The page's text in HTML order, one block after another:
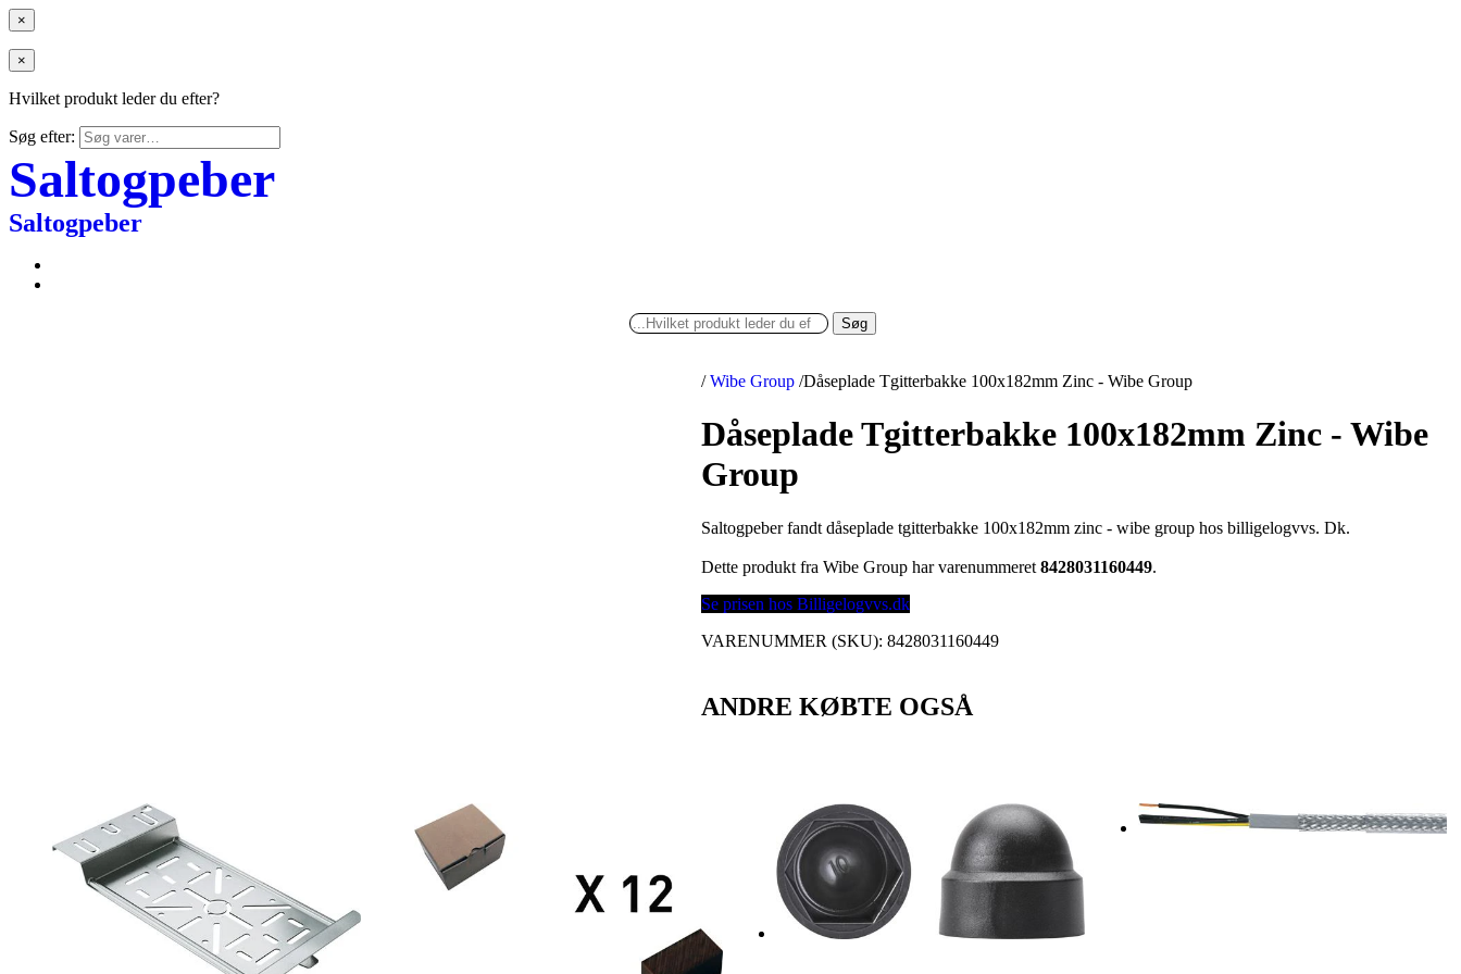
×
×
Hvilket produkt leder du efter?
Søg efter:
Saltogpeber
Saltogpeber
Søg
/ Wibe Group /Dåseplade Tgitterbakke 100x182mm Zinc - Wibe Group
Dåseplade Tgitterbakke 100x182mm Zinc - Wibe
Group
Saltogpeber fandt dåseplade tgitterbakke 100x182mm zinc - wibe group hos billigelogvvs. Dk.
Dette produkt fra Wibe Group har varenummeret8428031160449.
Se prisen hos Billigelogvvs.dk
VARENUMMER (SKU):8428031160449
ANDRE KØBTE OGSÅ